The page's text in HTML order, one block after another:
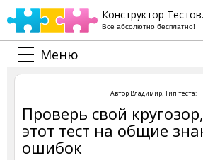
Конструктор
Все абсолютно бесплатно!
Меню
Автор Владимир. Тип теста:
Проверь свой
этот тест на общие
ошибок